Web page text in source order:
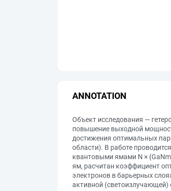
ANNOTATION
Объект исследования —
повышение выходной
достижения оптимальных
области). В работе
квантовыми ямами N ×
ям, расчитан коэффициент
электронов в барьерных
активной (светоизлучающей)